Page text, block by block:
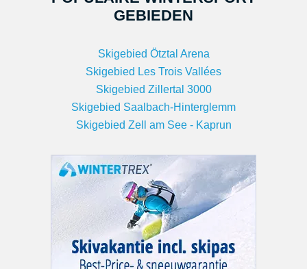
GEBIEDEN
Skigebied Ötztal Arena
Skigebied Les Trois Vallées
Skigebied Zillertal 3000
Skigebied Saalbach-Hinterglemm
Skigebied Zell am See - Kaprun